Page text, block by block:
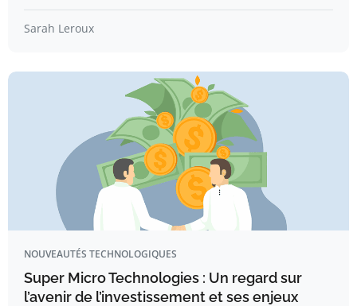
Sarah Leroux
NOUVEAUTÉS TECHNOLOGIQUES
Super Micro Technologies : Un regard sur
l’avenir de l’investissement et ses enjeux